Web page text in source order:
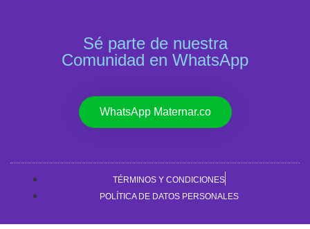
Sé parte de nuestra
Comunidad en WhatsApp
WhatsApp Maternar.co
TÉRMINOS Y CONDICIONES
POLÍTICA DE DATOS PERSONALES